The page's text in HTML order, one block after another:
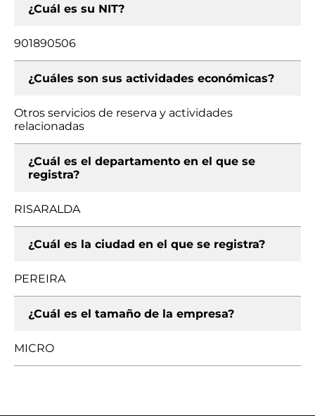
¿Cuál es su NIT?
901890506
¿Cuáles son sus actividades económicas?
Otros servicios de reserva y actividades
relacionadas
¿Cuál es el departamento en el que se
registra?
RISARALDA
¿Cuál es la ciudad en el que se registra?
PEREIRA
¿Cuál es el tamaño de la empresa?
MICRO